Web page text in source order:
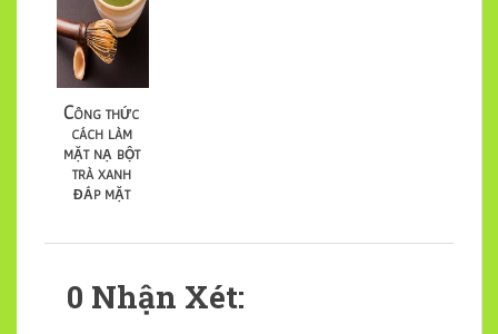
Công thức
cách làm
mặt nạ bột
trà xanh
đắp mặt
0 Nhận Xét: